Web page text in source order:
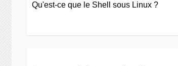
Qu'est-ce que le Shell sous Linux ?